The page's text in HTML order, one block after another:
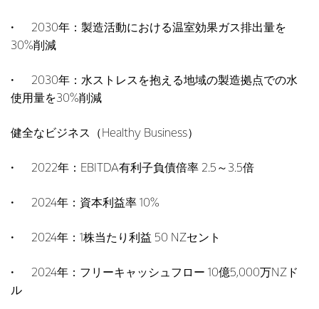
• 2030年：製造活動における温室効果ガス排出量を
30%削減
• 2030年：水ストレスを抱える地域の製造拠点での水
使用量を30%削減
健全なビジネス（Healthy Business）
• 2022年：EBITDA有利子負債倍率 2.5～3.5倍
• 2024年：資本利益率 10%
• 2024年：1株当たり利益 50 NZセント
• 2024年：フリーキャッシュフロー 10億5,000万NZド
ル